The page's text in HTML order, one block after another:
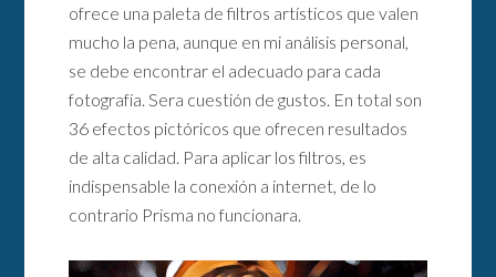
ofrece una paleta de filtros artísticos que valen
mucho la pena, aunque en mi análisis personal,
se debe encontrar el adecuado para cada
fotografía. Sera cuestión de gustos. En total son
36 efectos pictóricos que ofrecen resultados
de alta calidad. Para aplicar los filtros, es
indispensable la conexión a internet, de lo
contrario Prisma no funcionara.